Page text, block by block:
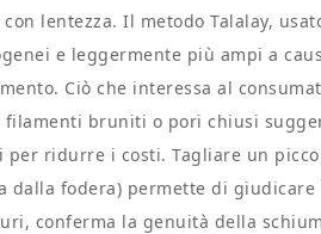
con lentezza. Il metodo Talalay,
e leggermente più ampi a
Ciò che interessa al
bruniti o pori chiusi
per ridurre i costi. Tagliare un
dalla fodera) permette di
conferma la genuità della